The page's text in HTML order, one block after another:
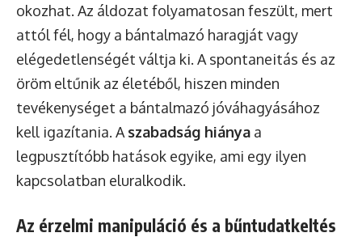
okozhat. Az áldozat folyamatosan feszült, mert
attól fél, hogy a bántalmazó haragját vagy
elégedetlenségét váltja ki. A spontaneitás és az
öröm eltűnik az életéből, hiszen minden
tevékenységet a bántalmazó jóváhagyásához
kell igazítania. A szabadság hiánya a
legpusztítóbb hatások egyike, ami egy ilyen
kapcsolatban eluralkodik.
Az érzelmi manipuláció és a bűntudatkeltés